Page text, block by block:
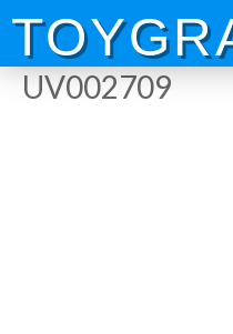
Skip
content
UV002709